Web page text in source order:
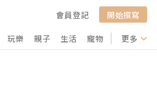
會員登記
開始撰寫
玩樂 親子 生活 寵物 行山 打卡
更多